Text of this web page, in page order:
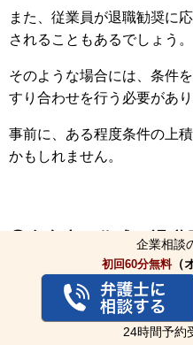
また、従業員が退職勧奨に
されることもあるでしょう。
そのような場合には、条件
すり合わせを行う必要があり
事前に、ある程度条件の上
かもしれません。
⑤合意書の作成・退職
退職に関する合意がまとま
ことを示す合意書を作成す
企業相談
初回60分無料（
24時間予約